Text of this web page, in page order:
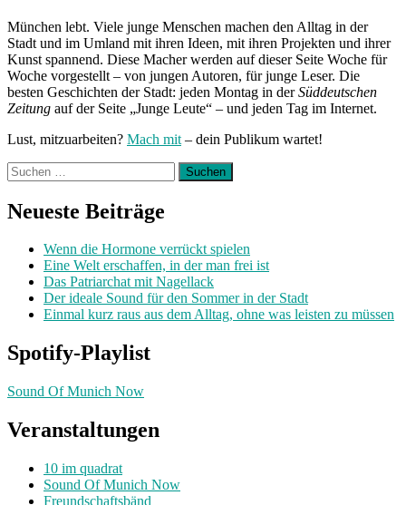
München lebt. Viele junge Menschen machen den Alltag in der
Stadt und im Umland mit ihren Ideen, mit ihren Projekten und ihrer
Kunst spannend. Diese Macher werden auf dieser Seite Woche für
Woche vorgestellt – von jungen Autoren, für junge Leser. Die
besten Geschichten der Stadt: jeden Montag in derSüddeutschen
Zeitung auf der Seite „Junge Leute“ – und jeden Tag im Internet.
Lust, mitzuarbeiten? Mach mit – dein Publikum wartet!
Suchen
nach:
Neueste Beiträge
Wenn die Hormone verrückt spielen
Eine Welt erschaffen, in der man frei ist
Das Patriarchat mit Nagellack
Der ideale Sound für den Sommer in der Stadt
Einmal kurz raus aus dem Alltag, ohne was leisten zu müssen
Spotify-Playlist
Sound Of Munich Now
Veranstaltungen
10 im quadrat
Sound Of Munich Now
Freundschaftsbänd